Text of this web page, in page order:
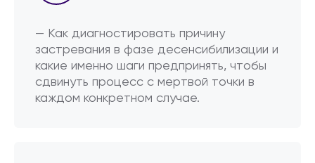
— Как диагностировать причину
застревания в фазе десенсибилизации и
какие именно шаги предпринять, чтобы
сдвинуть процесс с мертвой точки в
каждом конкретном случае.